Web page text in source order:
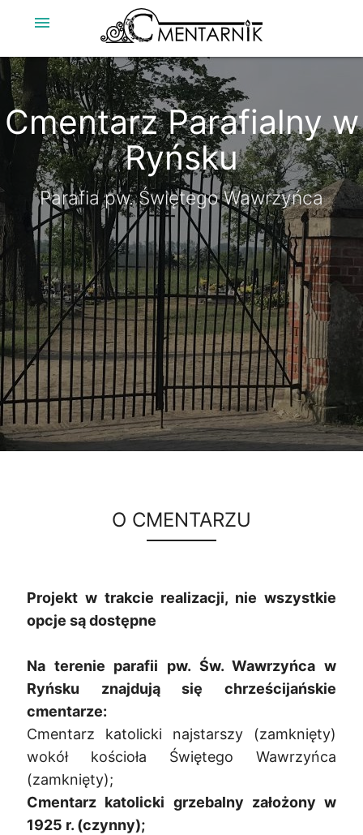
menu
Cmentarz Parafialny w
Ryńsku
Parafia pw. Świętego Wawrzyńca
Cmentarz Parafialny w
Ryńsku
Parafia pw. Świętego Wawrzyńca
O CMENTARZU
Projekt w trakcie realizacji, nie wszystkie
opcje są dostępne
Na terenie parafii pw. Św. Wawrzyńca w
Ryńsku znajdują się chrześcijańskie
cmentarze:
Cmentarz katolicki najstarszy (zamknięty)
wokół kościoła Świętego Wawrzyńca
(zamknięty);
Cmentarz katolicki grzebalny założony w
1925 r. (czynny);